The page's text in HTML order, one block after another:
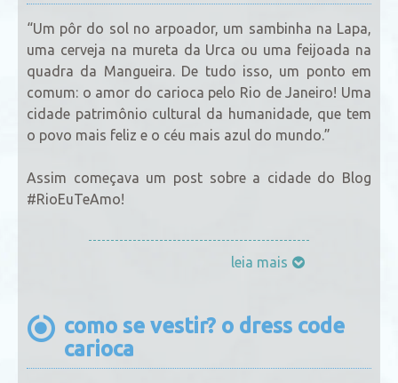
“Um pôr do sol no arpoador, um sambinha na Lapa,
uma cerveja na mureta da Urca ou uma feijoada na
quadra da Mangueira. De tudo isso, um ponto em
comum: o amor do carioca pelo Rio de Janeiro! Uma
cidade patrimônio cultural da humanidade, que tem
o povo mais feliz e o céu mais azul do mundo.”
Assim começava um post sobre a cidade do Blog
#RioEuTeAmo!
leia mais
como se vestir? o dress code
carioca